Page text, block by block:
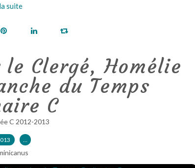
suite
Clergé, Homélie
du Temps
C
C 2012-2013
…